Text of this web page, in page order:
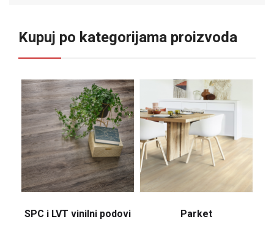
Kupuj po kategorijama proizvoda
SPC i LVT vinilni podovi Parket